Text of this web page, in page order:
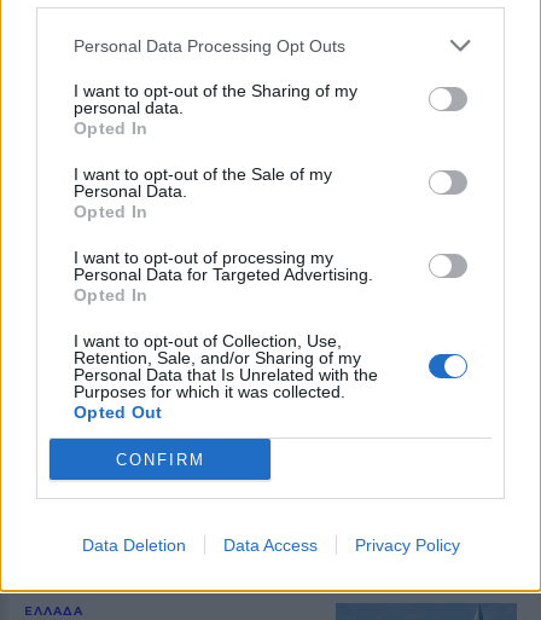
Personal Data Processing Opt Outs
I want to opt-out of the Sharing of my
personal data.
Opted In
I want to opt-out of the Sale of my
Personal Data.
Opted In
I want to opt-out of processing my
Personal Data for Targeted Advertising.
Opted In
I want to opt-out of Collection, Use,
Retention, Sale, and/or Sharing of my
Personal Data that Is Unrelated with the
Purposes for which it was collected.
Opted Out
CONFIRM
Data Deletion Data Access Privacy Policy
μήνες
Μετά το περιστατικό της
Μυτιλήνης στις 3 Ιουνίου, ανάλογο
συμβάν καταγράφηκε κατά την
πρόσδεση του πλοίου στο λιμάνι
του Ηρακλείου
ΒΟΡΕΙΟ ΑΙΓΑΙΟ
Κατασχέθηκαν προϊόντα χωρίς
παραστατικά στο λιμάνι της
Στην κατοχή 38χρονου
εντοπίστηκαν 124 βιομηχανικά
είδη χωρίς τα προβλεπόμενα
ΒΟΡΕΙΟ ΑΙΓΑΙΟ
Συλλήψεις και στη Λήμνο για
μουσική στα καταστήματα
Συνελήφθη εργαζόμενος και
κατασχέθηκε ενισχυτής ήχου
ΕΛΛΑΔΑ